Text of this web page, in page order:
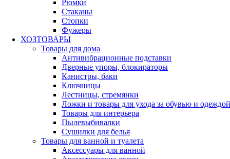
Рюмки
Стаканы
Стопки
Фужеры
ХОЗТОВАРЫ
Товары для дома
Антивибрационные подставки
Дверные упоры, блокираторы
Канистры, баки
Ключницы
Лестницы, стремянки
Ложки и товары для ухода за обувью и одеждой
Товары для интерьера
Пылевыбивалки
Сушилки для белья
Товары для ванной и туалета
Аксессуары для ванной